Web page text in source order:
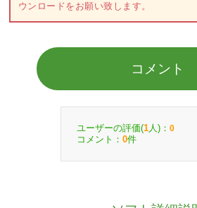
ウンロードをお願い致します。
コメント
ユーザーの評価(1 人)： 0
コメント： 0件